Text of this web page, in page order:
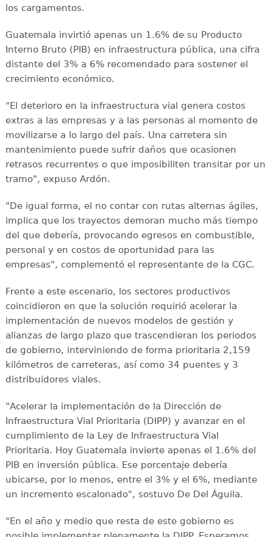
los cargamentos.
Guatemala invirtió apenas un 1.6% de su Producto
Interno Bruto (PIB) en infraestructura pública, una cifra
distante del 3% a 6% recomendado para sostener el
crecimiento económico.
"El deterioro en la infraestructura vial genera costos
extras a las empresas y a las personas al momento de
movilizarse a lo largo del país. Una carretera sin
mantenimiento puede sufrir daños que ocasionen
retrasos recurrentes o que imposibiliten transitar por un
tramo", expuso Ardón.
"De igual forma, el no contar con rutas alternas ágiles,
implica que los trayectos demoran mucho más tiempo
del que debería, provocando egresos en combustible,
personal y en costos de oportunidad para las
empresas", complementó el representante de la CGC.
Frente a este escenario, los sectores productivos
coincidieron en que la solución requirió acelerar la
implementación de nuevos modelos de gestión y
alianzas de largo plazo que trascendieran los periodos
de gobierno, interviniendo de forma prioritaria 2,159
kilómetros de carreteras, así como 34 puentes y 3
distribuidores viales.
"Acelerar la implementación de la Dirección de
Infraestructura Vial Prioritaria (DIPP) y avanzar en el
cumplimiento de la Ley de Infraestructura Vial
Prioritaria. Hoy Guatemala invierte apenas el 1.6% del
PIB en inversión pública. Ese porcentaje debería
ubicarse, por lo menos, entre el 3% y el 6%, mediante
un incremento escalonado", sostuvo De Del Águila.
"En el año y medio que resta de este gobierno es